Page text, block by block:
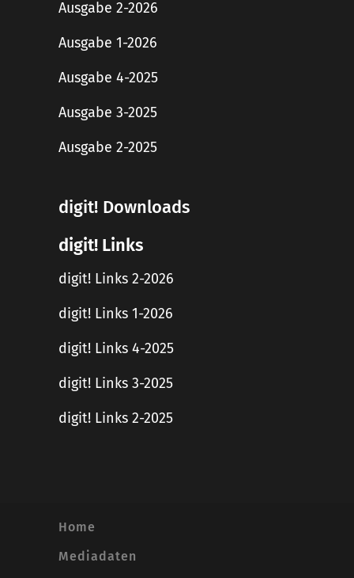
Ausgabe 2-2026
Ausgabe 1-2026
Ausgabe 4-2025
Ausgabe 3-2025
Ausgabe 2-2025
digit! Downloads
digit! Links
digit! Links 2-2026
digit! Links 1-2026
digit! Links 4-2025
digit! Links 3-2025
digit! Links 2-2025
Home
Mediadaten